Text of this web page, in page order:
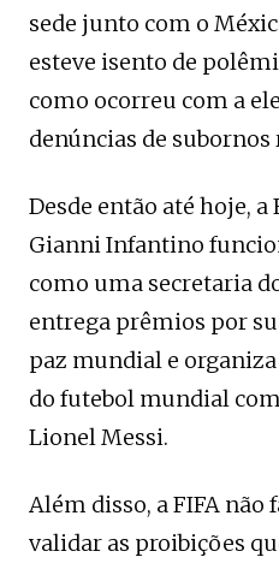
sede junto com o
esteve isento de
como ocorreu com a
denúncias de subornos
Desde então até hoje,
Gianni Infantino
como uma secretaria
entrega prêmios por
paz mundial e
do futebol mundial
Lionel Messi.
Além disso, a FIFA não
validar as proibições